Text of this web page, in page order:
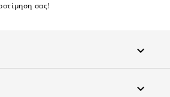
σας!

